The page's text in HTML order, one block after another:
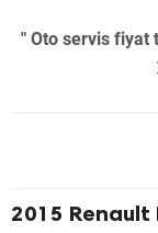
" Oto servis fiyat
2015